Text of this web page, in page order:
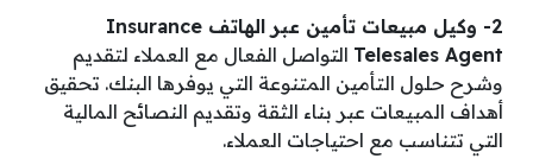
2- وكيل مبيعات تأمين عبر الهاتف Insurance
Telesales Agent التواصل الفعال مع العملاء لتقديم
وشرح حلول التأمين المتنوعة التي يوفرها البنك. تحقيق
أهداف المبيعات عبر بناء الثقة وتقديم النصائح المالية
التي تتناسب مع احتياجات العملاء.